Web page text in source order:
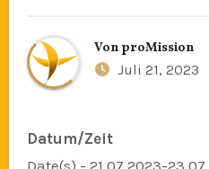
Von proMission
Juli 21, 2023
Datum/Zeit
Date(s) - 21.07.2023-